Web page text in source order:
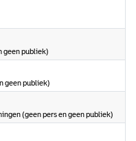
geen publiek)
geen publiek)
(geen pers en geen publiek)